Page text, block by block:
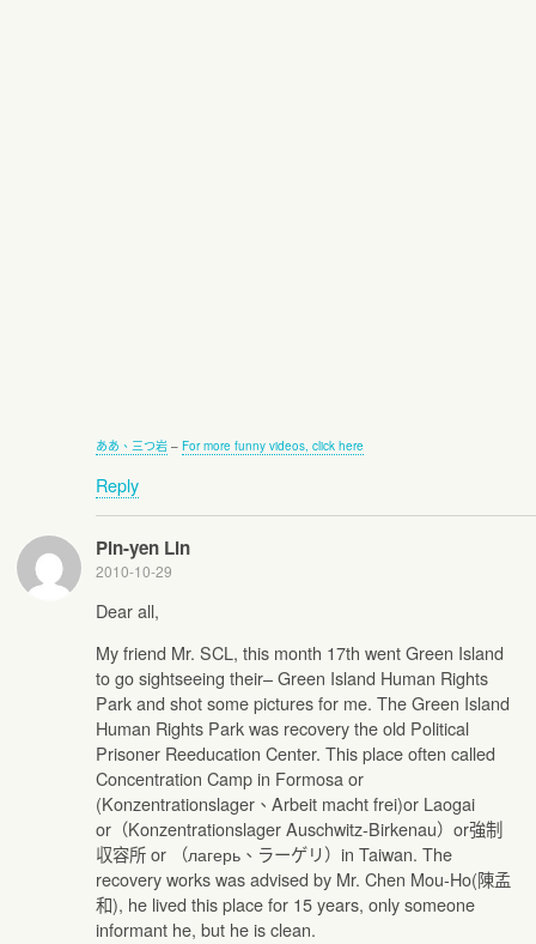
ああ、三つ岩 – For more funny videos, click here
Reply
Pin-yen Lin
2010-10-29
Dear all,
My friend Mr. SCL, this month 17th went Green Island
to go sightseeing their– Green Island Human Rights
Park and shot some pictures for me. The Green Island
Human Rights Park was recovery the old Political
Prisoner Reeducation Center. This place often called
Concentration Camp in Formosa or
(Konzentrationslager、Arbeit macht frei)or Laogai
or（Konzentrationslager Auschwitz-Birkenau）or強制
収容所 or （лагерь、ラーゲリ）in Taiwan. The
recovery works was advised by Mr. Chen Mou-Ho(陳孟
和), he lived this place for 15 years, only someone
informant he, but he is clean.